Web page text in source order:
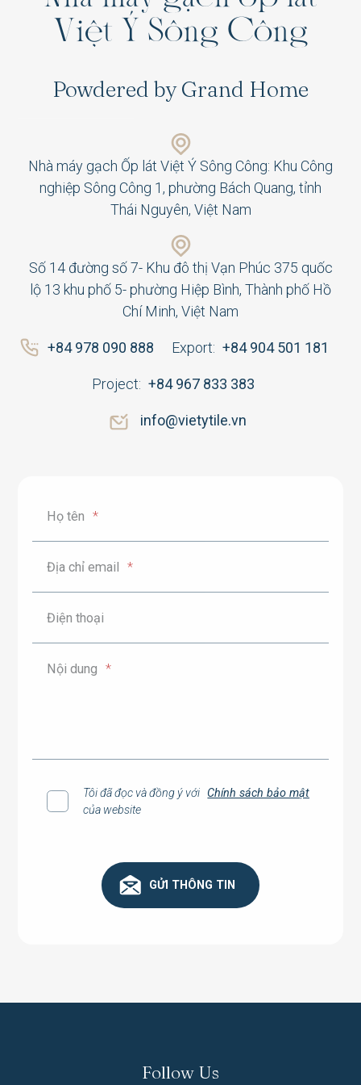
Việt Ý Sông Công
Powdered by Grand Home
Nhà máy gạch Ốp lát Việt Ý Sông Công: Khu Công
nghiệp Sông Công 1, phường Bách Quang, tỉnh
Thái Nguyên, Việt Nam
Số 14 đường số 7- Khu đô thị Vạn Phúc 375 quốc
lộ 13 khu phố 5- phường Hiệp Bình, Thành phố Hồ
Chí Minh, Việt Nam
+84 978 090 888
+84 978 090 888
Export: +84 904 501 181
+84 904 501 181
Project: +84 967 833 383
+84 967 833 383
info@vietytile.vn
Họ tên *
Địa chỉ email *
Điện thoại
Nội dung *
Tôi đã đọc và đồng ý với Chính sách bảo mật
của website
GỬI THÔNG TIN
Follow Us